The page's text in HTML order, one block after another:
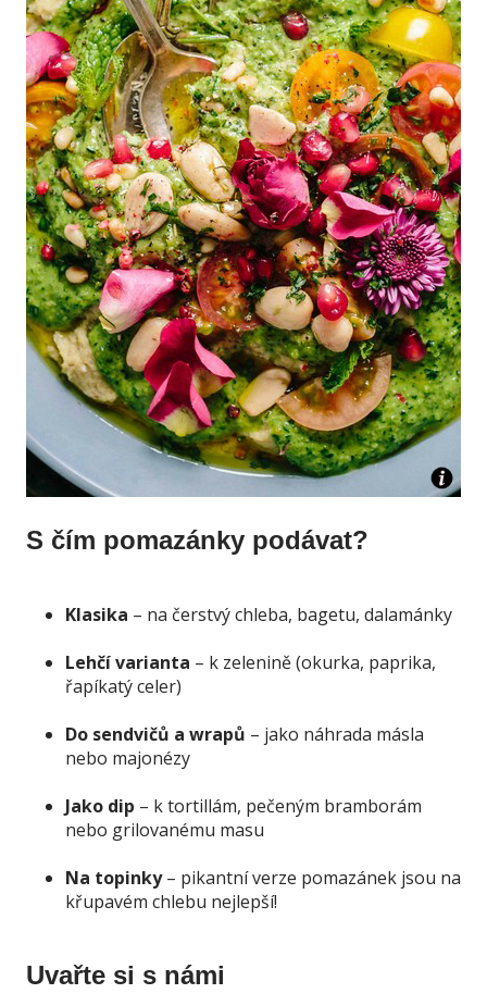
S čím pomazánky podávat?
Klasika – na čerstvý chleba, bagetu, dalamánky
Lehčí varianta – k zelenině (okurka, paprika,
řapíkatý celer)
Do sendvičů a wrapů – jako náhrada másla
nebo majonézy
Jako dip – k tortillám, pečeným bramborám
nebo grilovanému masu
Na topinky– pikantní verze pomazánek jsou na
křupavém chlebu nejlepší!
Uvařte si s námi